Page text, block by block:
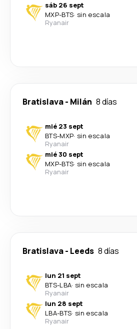
sáb 26 sept
MXP-BTS· sin escala
Ryanair
Bratislava- Milán 8 días
mié 23 sept
BTS-MXP· sin escala
Ryanair
mié 30 sept
MXP-BTS· sin escala
Ryanair
Bratislava- Leeds 8 días
lun 21 sept
BTS-LBA· sin escala
Ryanair
lun 28 sept
LBA-BTS· sin escala
Ryanair